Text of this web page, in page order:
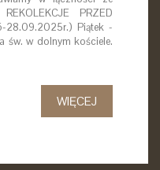
PRZED
28.09.2025r.) Piątek -
w dolnym kościele.
WIĘCEJ